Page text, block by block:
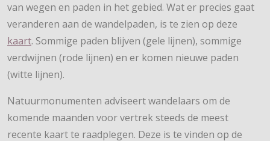
van wegen en paden in het gebied. Wat er precies gaat
veranderen aan de wandelpaden, is te zien op deze
kaart. Sommige paden blijven (gele lijnen), sommige
verdwijnen (rode lijnen) en er komen nieuwe paden
(witte lijnen).
Natuurmonumenten adviseert wandelaars om de
komende maanden voor vertrek steeds de meest
recente kaart te raadplegen. Deze is te vinden op de